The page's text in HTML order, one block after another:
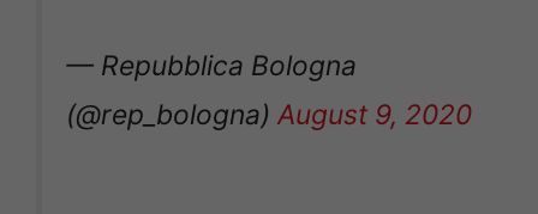
— Repubblica Bologna
(@rep_bologna) August 9, 2020